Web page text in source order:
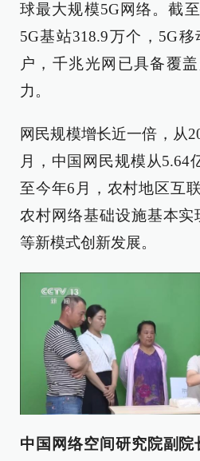
球最大规模5G网络。截
5G基站318.9万个，5G
户，千兆光网已具备覆
力。
网民规模增长近一倍，从
月，中国网民规模从5.64
至今年6月，农村地区互
农村网络基础设施基本
等新模式创新发展。
中国网络空间研究院副院